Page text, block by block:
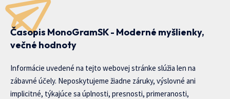
Časopis MonoGramSK - Moderné myšlienky,
večné hodnoty
Informácie uvedené na tejto webovej stránke slúžia len na
zábavné účely. Neposkytujeme žiadne záruky, výslovné ani
implicitné, týkajúce sa úplnosti, presnosti, primeranosti,